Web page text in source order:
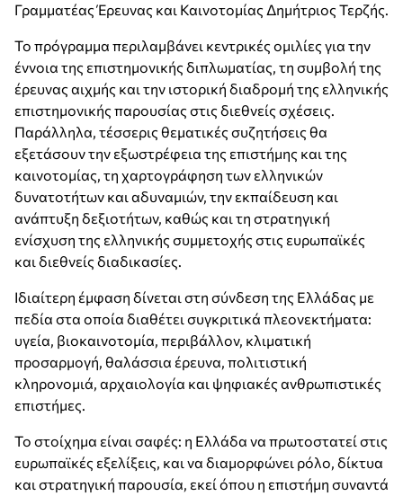
Γραμματέας Έρευνας και Καινοτομίας Δημήτριος Τερζής.
Το πρόγραμμα περιλαμβάνει κεντρικές ομιλίες για την
έννοια της επιστημονικής διπλωματίας, τη συμβολή της
έρευνας αιχμής και την ιστορική διαδρομή της ελληνικής
επιστημονικής παρουσίας στις διεθνείς σχέσεις.
Παράλληλα, τέσσερις θεματικές συζητήσεις θα
εξετάσουν την εξωστρέφεια της επιστήμης και της
καινοτομίας, τη χαρτογράφηση των ελληνικών
δυνατοτήτων και αδυναμιών, την εκπαίδευση και
ανάπτυξη δεξιοτήτων, καθώς και τη στρατηγική
ενίσχυση της ελληνικής συμμετοχής στις ευρωπαϊκές
και διεθνείς διαδικασίες.
Ιδιαίτερη έμφαση δίνεται στη σύνδεση της Ελλάδας με
πεδία στα οποία διαθέτει συγκριτικά πλεονεκτήματα:
υγεία, βιοκαινοτομία, περιβάλλον, κλιματική
προσαρμογή, θαλάσσια έρευνα, πολιτιστική
κληρονομιά, αρχαιολογία και ψηφιακές ανθρωπιστικές
επιστήμες.
Το στοίχημα είναι σαφές: η Ελλάδα να πρωτοστατεί στις
ευρωπαϊκές εξελίξεις, και να διαμορφώνει ρόλο, δίκτυα
και στρατηγική παρουσία, εκεί όπου η επιστήμη συναντά